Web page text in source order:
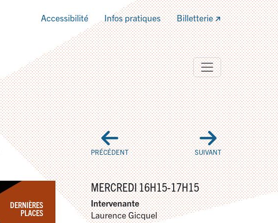
Accessibilité Infos pratiques Billetterie
PRÉCÉDENT SUIVANT
DERNIÈRES
PLACES
MERCREDI 16H15-17H15
Intervenante
Laurence Gicquel